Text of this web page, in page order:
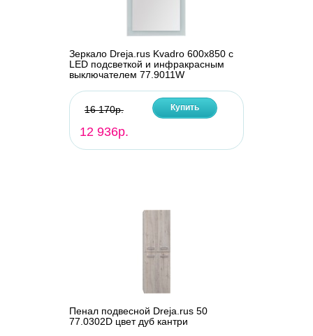
Зеркало Dreja.rus Kvadro 600х850 с
LED подсветкой и инфракрасным
выключателем 77.9011W
16 170р.
12 936р.
Купить
Пенал подвесной Dreja.rus 50
77.0302D цвет дуб кантри